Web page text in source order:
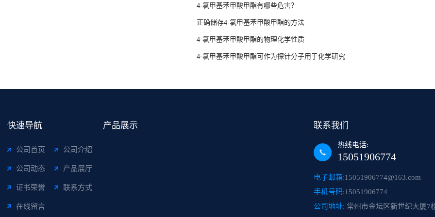
4-氯甲基苯甲酸甲酯有哪些危害？
正确储存4-氯甲基苯甲酸甲酯的方法
4-氯甲基苯甲酸甲酯的物理化学性质
4-氯甲基苯甲酸甲酯可作为探针分子用于化学研究
快速导航
公司首页 公司介绍
公司动态 产品展厅
证书荣誉 联系方式
在线留言
产品展示 联系我们
热线电话:
15051906774
电子邮箱:15051906774@163.com
手机号码:15051906774
公司地址: 常州市金坛区新世纪大厦7